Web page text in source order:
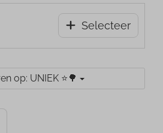
Selecteer
op: UNIEK ⭐️🌳